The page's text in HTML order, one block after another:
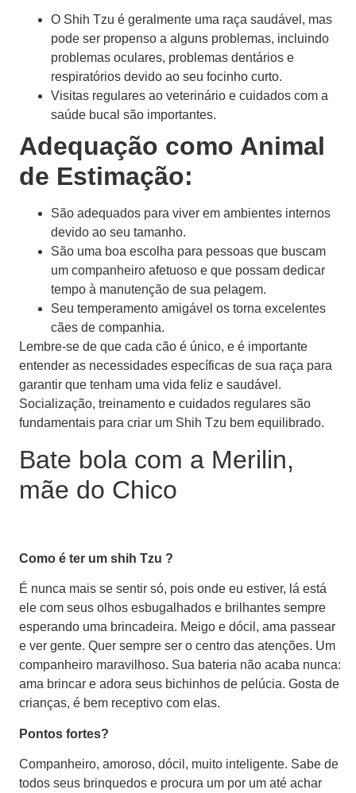
O Shih Tzu é geralmente uma raça saudável, mas
pode ser propenso a alguns problemas, incluindo
problemas oculares, problemas dentários e
respiratórios devido ao seu focinho curto.
Visitas regulares ao veterinário e cuidados com a
saúde bucal são importantes.
Adequação como Animal
de Estimação:
São adequados para viver em ambientes internos
devido ao seu tamanho.
São uma boa escolha para pessoas que buscam
um companheiro afetuoso e que possam dedicar
tempo à manutenção de sua pelagem.
Seu temperamento amigável os torna excelentes
cães de companhia.
Lembre-se de que cada cão é único, e é importante
entender as necessidades específicas de sua raça para
garantir que tenham uma vida feliz e saudável.
Socialização, treinamento e cuidados regulares são
fundamentais para criar um Shih Tzu bem equilibrado.
Bate bola com a Merilin,
mãe do Chico
Como é ter um shih Tzu ?
É nunca mais se sentir só, pois onde eu estiver, lá está
ele com seus olhos esbugalhados e brilhantes sempre
esperando uma brincadeira. Meigo e dócil, ama passear
e ver gente. Quer sempre ser o centro das atenções. Um
companheiro maravilhoso. Sua bateria não acaba nunca:
ama brincar e adora seus bichinhos de pelúcia. Gosta de
crianças, é bem receptivo com elas.
Pontos fortes?
Companheiro, amoroso, dócil, muito inteligente. Sabe de
todos seus brinquedos e procura um por um até achar